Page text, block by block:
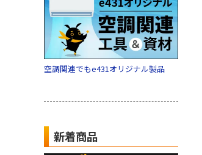
空調関連でもe431オリジナル製品
新着商品